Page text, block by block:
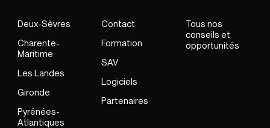
Deux-Sèvres
Charente-
Maritime
Les Landes
Gironde
Pyrénées-
Atlantiques
Contact
Formation
SAV
Logiciels
Partenaires
Tous nos
conseils et
opportunités